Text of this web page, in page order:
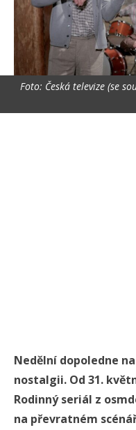
Foto: Česká televize (se
Nedělní dopoledne
nostalgii. Od 31.
Rodinný seriál z
na převratném